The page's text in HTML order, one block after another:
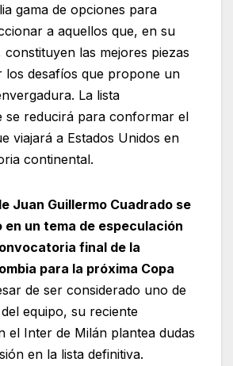
gama de opciones para
a aquellos que, en su
las mejores piezas
los desafíos que propone un
La lista
se reducirá para conformar el
viajará a Estados Unidos en
continental.
Juan Guillermo Cuadrado se
un tema de especulación
final de la
para la próxima Copa
de ser considerado uno de
equipo, su reciente
el Inter de Milán plantea dudas
en la lista definitiva.